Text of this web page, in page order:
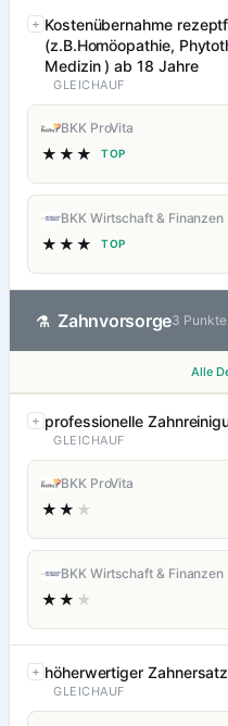
Kostenübernahme
(z.B.Homöopathie,
Medizin ) ab 18 Jahre
GLEICHAUF
BKK ProVita
★★★ TOP
BKK Wirtschaft & Finanzen
★★★ TOP
⚗ Zahnvorsorge3 Punkte
Alle
professionelle
GLEICHAUF
BKK ProVita
★★ ★
BKK Wirtschaft & Finanzen
★★ ★
höherwertiger
GLEICHAUF